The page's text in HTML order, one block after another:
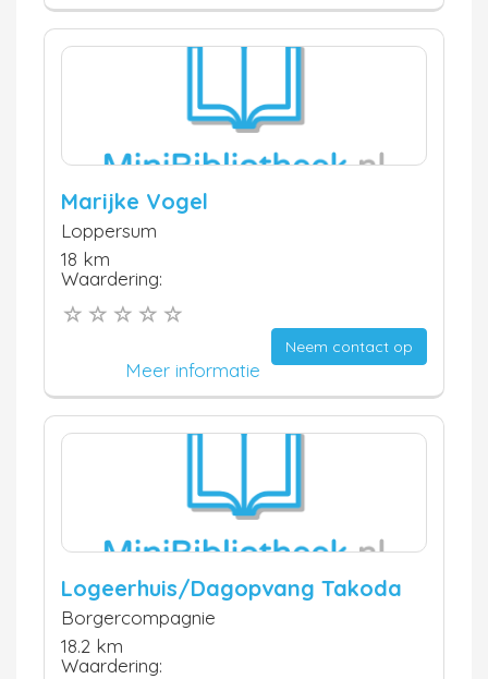
Marijke Vogel
Loppersum
18 km
Waardering:
Neem contact op
Meer informatie
Logeerhuis/Dagopvang Takoda
Borgercompagnie
18.2 km
Waardering: